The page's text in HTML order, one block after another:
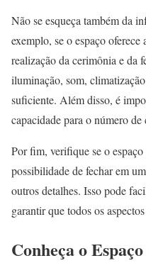
Não se esqueça também da
exemplo, se o espaço oferece
realização da cerimônia e da
iluminação, som,
suficiente. Além disso, é
capacidade para o número
Por fim, verifique se o
possibilidade de fechar em
outros detalhes. Isso pode
garantir que todos os
Conheça o